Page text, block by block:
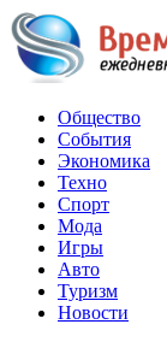
Общество
События
Экономика
Техно
Спорт
Мода
Игры
Авто
Туризм
Новости